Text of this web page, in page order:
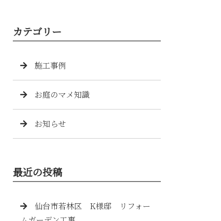
カテゴリー
施工事例
お庭のマメ知識
お知らせ
最近の投稿
仙台市若林区 K様邸 リフォー